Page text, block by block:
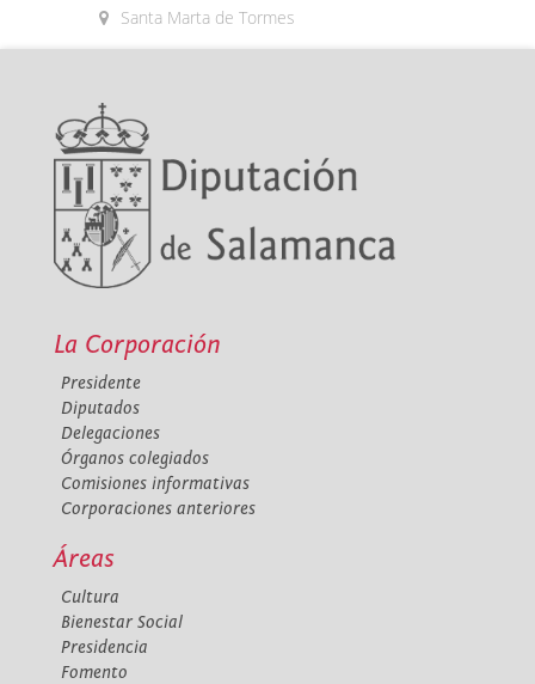
Santa Marta de Tormes
La Corporación
Presidente
Diputados
Delegaciones
Órganos colegiados
Comisiones informativas
Corporaciones anteriores
Áreas
Cultura
Bienestar Social
Presidencia
Fomento